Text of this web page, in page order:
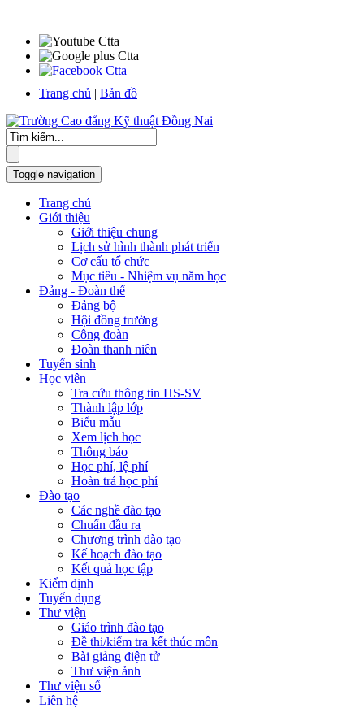
Trang chủ | Bản đồ
Toggle navigation
Trang chủ
Giới thiệu
Giới thiệu chung
Lịch sử hình thành phát triển
Cơ cấu tổ chức
Mục tiêu - Nhiệm vụ năm học
Đảng - Đoàn thể
Đảng bộ
Hội đồng trường
Công đoàn
Đoàn thanh niên
Tuyển sinh
Học viên
Tra cứu thông tin HS-SV
Thành lập lớp
Biểu mẫu
Xem lịch học
Thông báo
Học phí, lệ phí
Hoàn trả học phí
Đào tạo
Các nghề đào tạo
Chuẩn đầu ra
Chương trình đào tạo
Kế hoạch đào tạo
Kết quả học tập
Kiểm định
Tuyển dụng
Thư viện
Giáo trình đào tạo
Đề thi/kiểm tra kết thúc môn
Bài giảng điện tử
Thư viện ảnh
Thư viện số
Liên hệ